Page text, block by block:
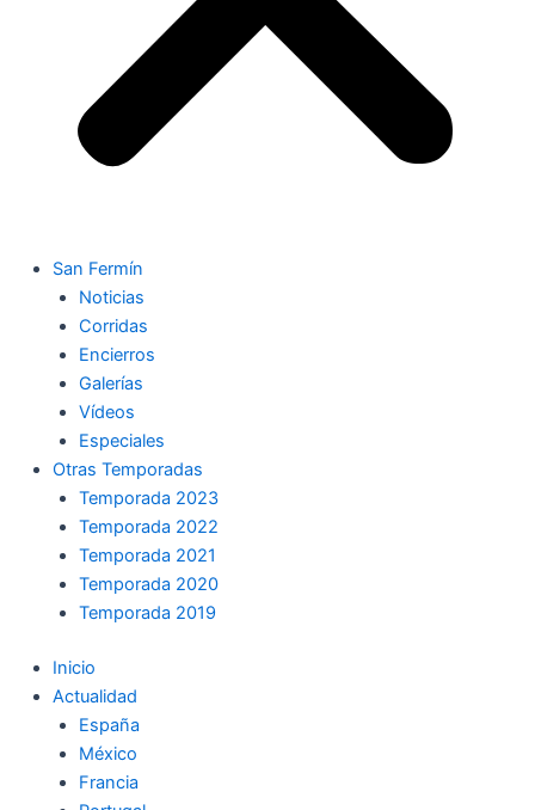
San Fermín
Noticias
Corridas
Encierros
Galerías
Vídeos
Especiales
Otras Temporadas
Temporada 2023
Temporada 2022
Temporada 2021
Temporada 2020
Temporada 2019
Inicio
Actualidad
España
México
Francia